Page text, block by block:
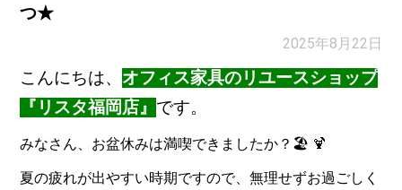
つ★
2025年8月22日
こんにちは、 オフィス家具のリユースショップ
『リスタ福岡店』 です。
みなさん、お盆休みは満喫できましたか？🏖️ 🍹
夏の疲れが出やすい時期ですので、無理せずお過ごしく